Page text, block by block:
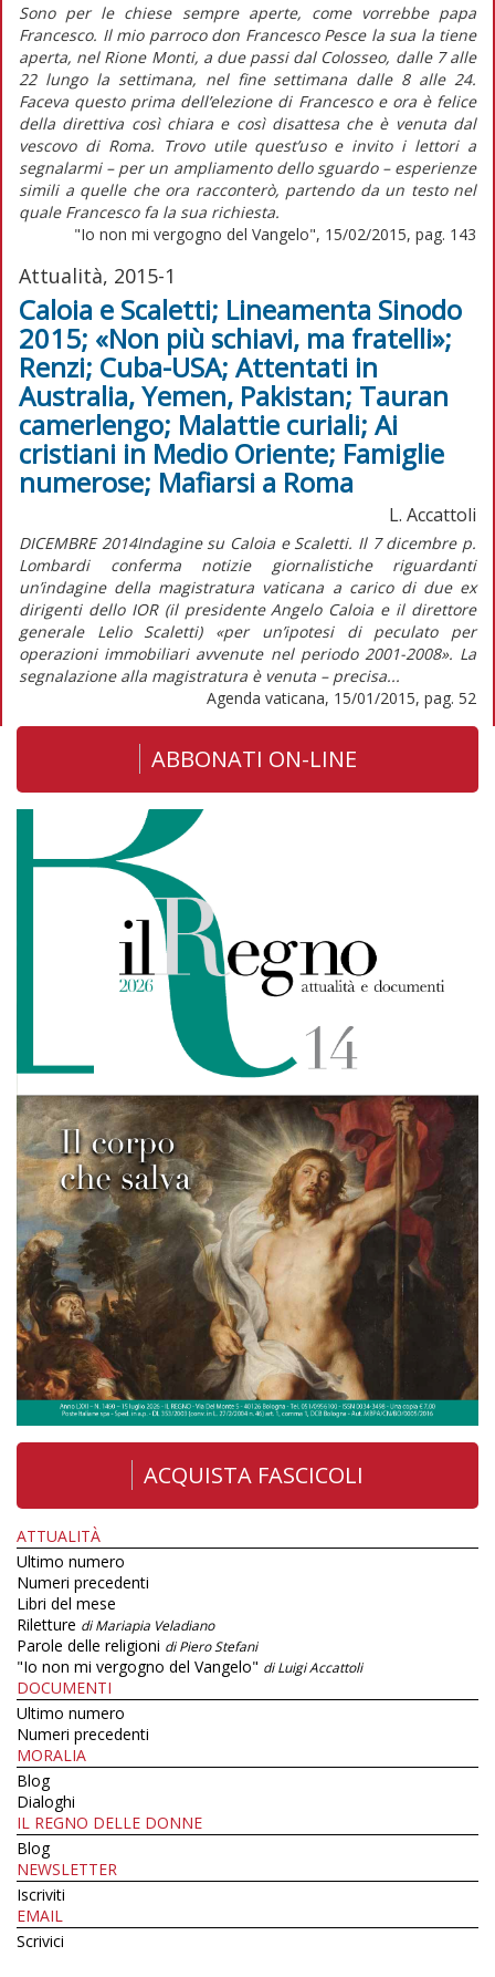
Sono per le chiese sempre aperte, come vorrebbe papa
Francesco. Il mio parroco don Francesco Pesce la sua la tiene
aperta, nel Rione Monti, a due passi dal Colosseo, dalle 7 alle
22 lungo la settimana, nel fine settimana dalle 8 alle 24.
Faceva questo prima dell’elezione di Francesco e ora è felice
della direttiva così chiara e così disattesa che è venuta dal
vescovo di Roma. Trovo utile quest’uso e invito i lettori a
segnalarmi – per un ampliamento dello sguardo – esperienze
simili a quelle che ora racconterò, partendo da un testo nel
quale Francesco fa la sua richiesta.
"Io non mi vergogno del Vangelo", 15/02/2015, pag. 143
Attualità, 2015-1
Caloia e Scaletti; Lineamenta Sinodo
2015; «Non più schiavi, ma fratelli»;
Renzi; Cuba-USA; Attentati in
Australia, Yemen, Pakistan; Tauran
camerlengo; Malattie curiali; Ai
cristiani in Medio Oriente; Famiglie
numerose; Mafiarsi a Roma
L. Accattoli
DICEMBRE 2014Indagine su Caloia e Scaletti. Il 7 dicembre p.
Lombardi conferma notizie giornalistiche riguardanti
un’indagine della magistratura vaticana a carico di due ex
dirigenti dello IOR (il presidente Angelo Caloia e il direttore
generale Lelio Scaletti) «per un’ipotesi di peculato per
operazioni immobiliari avvenute nel periodo 2001-2008». La
segnalazione alla magistratura è venuta – precisa...
Agenda vaticana, 15/01/2015, pag. 52
ABBONATI ON-LINE
ACQUISTA FASCICOLI
ATTUALITÀ
Ultimo numero
Numeri precedenti
Libri del mese
Riletture di Mariapia Veladiano
Parole delle religioni di Piero Stefani
"Io non mi vergogno del Vangelo" di Luigi Accattoli
DOCUMENTI
Ultimo numero
Numeri precedenti
MORALIA
Blog
Dialoghi
IL REGNO DELLE DONNE
Blog
NEWSLETTER
Iscriviti
EMAIL
Scrivici